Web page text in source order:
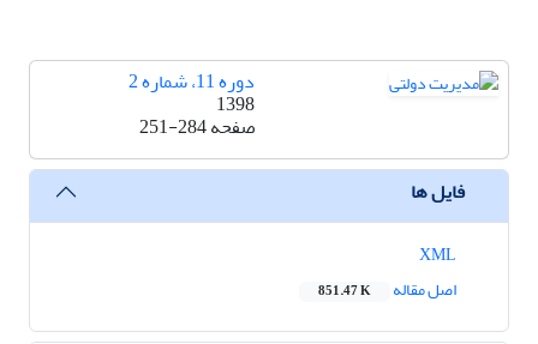
دوره 11، شماره 2
1398
صفحه251-284
فایل ها
اصل مقاله
851.47 K